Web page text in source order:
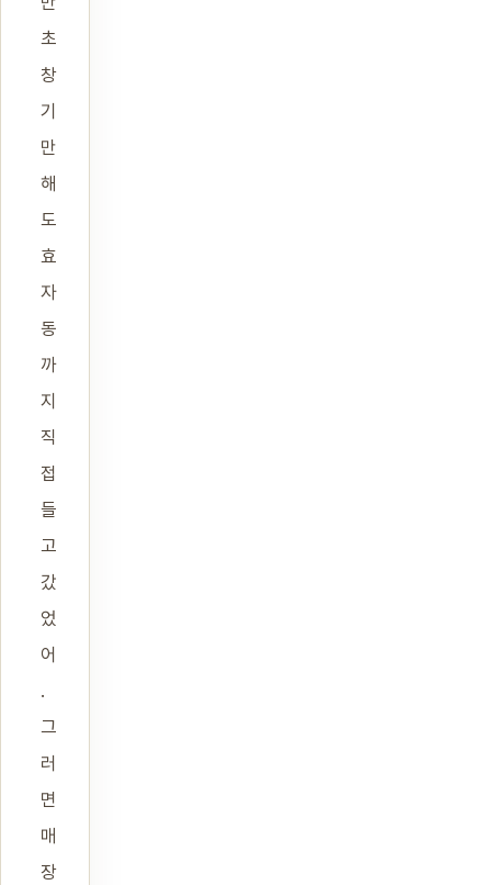
초
창
기
만
해
도
효
자
동
까
지
직
접
들
고
갔
었
어
.
그
러
면
매
장